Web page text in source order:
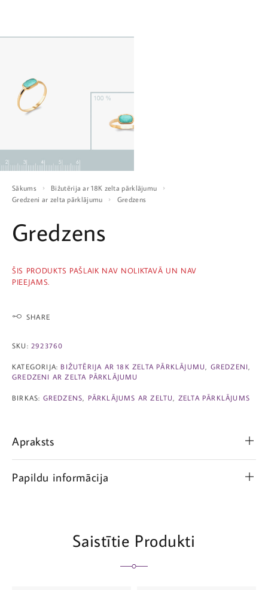
Sākums
Bižutērija ar 18K zelta pārklājumu
Gredzeni ar zelta pārklājumu
Gredzens
Gredzens
ŠIS PRODUKTS PAŠLAIK NAV NOLIKTAVĀ UN NAV
PIEEJAMS.
SHARE
SKU: 2923760
KATEGORIJA: BIŽUTĒRIJA AR 18K ZELTA PĀRKLĀJUMU GREDZENI
GREDZENI AR ZELTA PĀRKLĀJUMU
BIRKAS: GREDZENS PĀRKLĀJUMS AR ZELTU ZELTA PĀRKLĀJUMS
Apraksts
Papildu informācija
Saistītie Produkti